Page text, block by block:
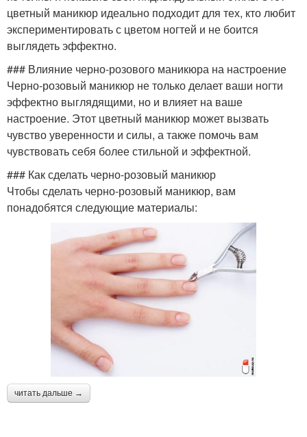
цветный маникюр идеально подходит для тех, кто любит
экспериментировать с цветом ногтей и не боится
выглядеть эффектно.
### Влияние черно-розового маникюра на настроение
Черно-розовый маникюр не только делает ваши ногти
эффектно выглядящими, но и влияет на ваше
настроение. Этот цветный маникюр может вызвать
чувство уверенности и силы, а также помочь вам
чувствовать себя более стильной и эффектной.
### Как сделать черно-розовый маникюр
Чтобы сделать черно-розовый маникюр, вам
понадобятся следующие материалы:
читать дальше →